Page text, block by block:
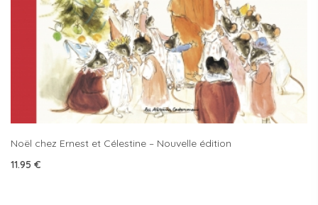
Noël chez Ernest et Célestine – Nouvelle édition
11.95 €